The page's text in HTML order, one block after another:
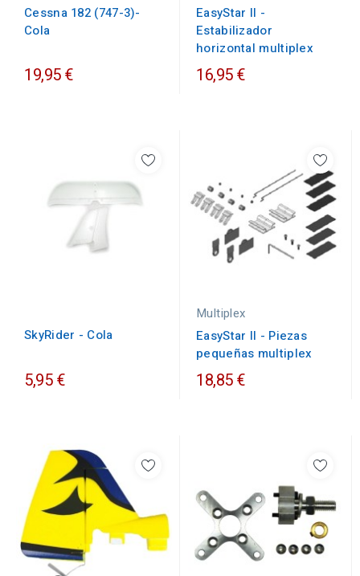
Cessna 182 (747-3)-
Cola
19,95 €
EasyStar II -
Estabilizador
horizontal multiplex
16,95 €
SkyRider - Cola
5,95 €
Multiplex
EasyStar II - Piezas
pequeñas multiplex
18,85 €